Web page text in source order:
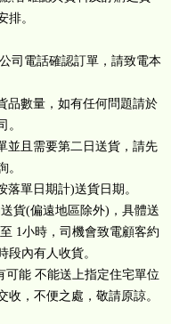
New Arrived
福袋 S4
排。
司電話確認訂單，請致電本
品數量，如有任何問題請於
。
並且需要第二日送貨，請先
。
單日期計)送貨日期。
貨(偏遠地區除外)，具體送
1小時，司機會致電顧客約
段內有人收貨。
可能 不能送上指定住宅單位
，不便之處，敬請原諒。